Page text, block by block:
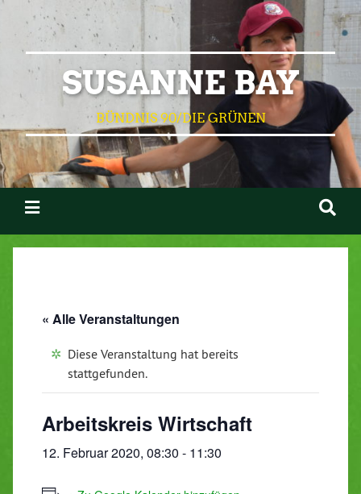
SUSANNE BAY
BÜNDNIS 90/DIE GRÜNEN
« Alle Veranstaltungen
Diese Veranstaltung hat bereits
stattgefunden.
Arbeitskreis Wirtschaft
12. Februar 2020, 08:30 - 11:30